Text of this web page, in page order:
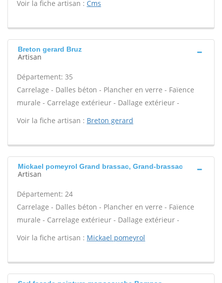
Voir la fiche artisan : Cms
Breton gerard Bruz
Artisan
Département: 35
Carrelage - Dalles béton - Plancher en verre - Faïence
murale - Carrelage extérieur - Dallage extérieur -
Voir la fiche artisan : Breton gerard
Mickael pomeyrol Grand brassac, Grand-brassac
Artisan
Département: 24
Carrelage - Dalles béton - Plancher en verre - Faïence
murale - Carrelage extérieur - Dallage extérieur -
Voir la fiche artisan : Mickael pomeyrol